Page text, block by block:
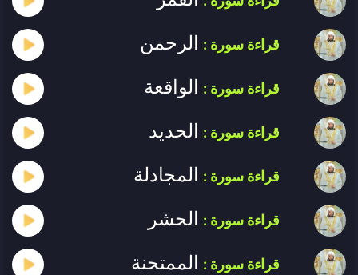
قراءة سورة : الرحمن
قراءة سورة : الواقعة
قراءة سورة : الحديد
قراءة سورة : المجادلة
قراءة سورة : الحشر
قراءة سورة : الممتحنة